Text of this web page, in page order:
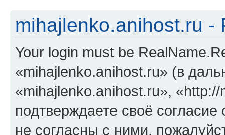
mihajlenko.anihost.ru -
Your login must be
«mihajlenko.anihost.ru» (в
«mihajlenko.anihost.ru»,
подтверждаете своё
не согласны с ними,